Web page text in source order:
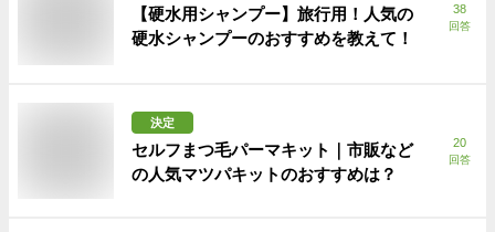
【硬水用シャンプー】旅行用！人気の
硬水シャンプーのおすすめを教えて！
38
回答
決定
セルフまつ毛パーマキット｜市販など
の人気マツパキットのおすすめは？
20
回答